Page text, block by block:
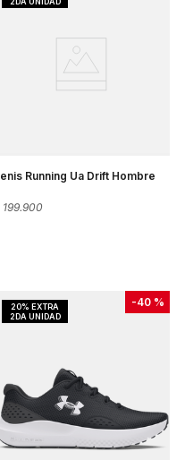
Running Ua Drift Hombre
199.900
-40 %